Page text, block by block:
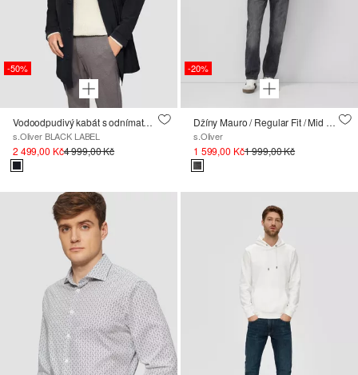
-50%
Vodoodpudivý kabát s odnímatelnou prošívanou podšívkou
s.Oliver BLACK LABEL
2 499,00 Kč4 999,00 Kč
-20%
Džíny Mauro / Regular Fit / Mid Rise / Tapered Leg
s.Oliver
1 599,00 Kč1 999,00 Kč